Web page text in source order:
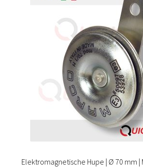
Elektromagnetische Hupe | Ø 70 mm |